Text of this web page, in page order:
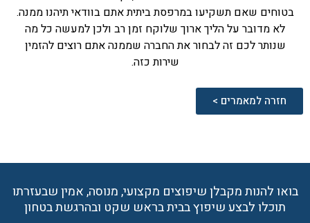
בטוחים שאם תשקיעו במרפסת ביתית אתם בוודאי תיהנו ממנה.
לא מדובר על הליך ארוך שלוקח זמן רב ולכן למעשה כל מה
שנותר לכם זה לבחור את החברה שממנה אתם רוצים להזמין
שירות כזה.
חזרה למאמרים >
בואו להנות מקבלן שיפוצים מקצועי, מנוסה, אמין שבעזרתו
תוכלו לבצע שיפוץ בבית בראש שקט ובהרגשת בטחון